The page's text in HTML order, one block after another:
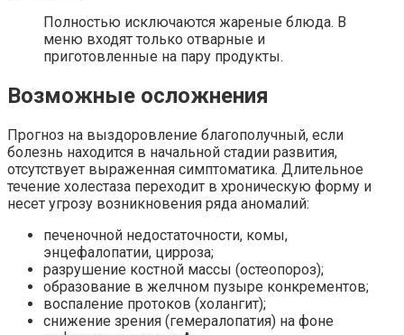
Полностью исключаются жареные блюда. В
меню входят только отварные и
приготовленные на пару продукты.
Возможные осложнения
Прогноз на выздоровление благополучный, если
болезнь находится в начальной стадии развития,
отсутствует выраженная симптоматика. Длительное
течение холестаза переходит в хроническую форму и
несет угрозу возникновения ряда аномалий:
печеночной недостаточности, комы,
энцефалопатии, цирроза;
разрушение костной массы (остеопороз);
образование в желчном пузыре конкрементов;
воспаление протоков (холангит);
снижение зрения (гемералопатия) на фоне